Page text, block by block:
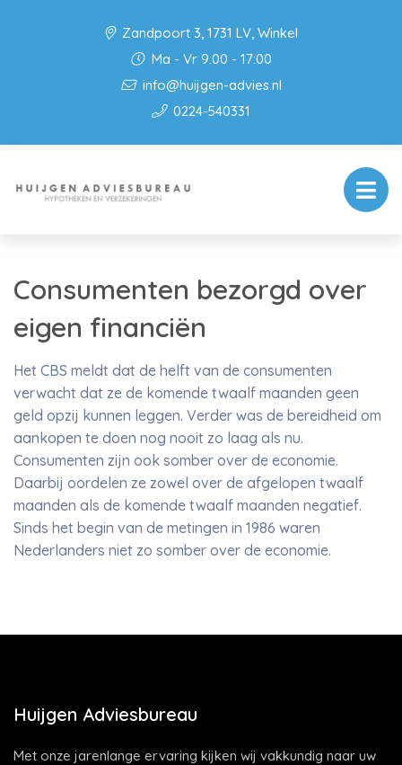
Zandpoort 3, 1731 LV, Winkel
Ma - Vr 9:00 - 17:00
info@huijgen-advies.nl
0224-540331
Consumenten bezorgd over
eigen financiën
Het CBS meldt dat de helft van de consumenten
verwacht dat ze de komende twaalf maanden geen
geld opzij kunnen leggen. Verder was de bereidheid om
aankopen te doen nog nooit zo laag als nu.
Consumenten zijn ook somber over de economie.
Daarbij oordelen ze zowel over de afgelopen twaalf
maanden als de komende twaalf maanden negatief.
Sinds het begin van de metingen in 1986 waren
Nederlanders niet zo somber over de economie.
Huijgen Adviesbureau
Met onze jarenlange ervaring kijken wij vakkundig naar uw